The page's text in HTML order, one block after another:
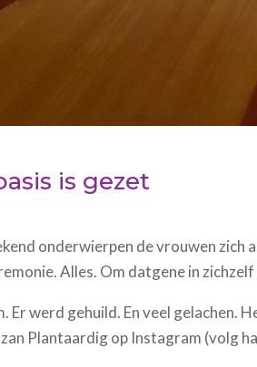
is gezet
onderwierpen de vrouwen zich
Alles. Om datgene in
Er werd gehuild. En veel gelachen.
Plantaardig op Instagram (volg